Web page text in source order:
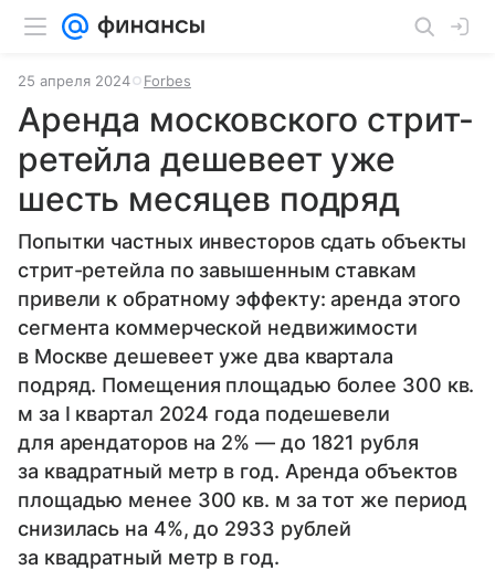
25 апреля 2024 Forbes
Аренда московского стрит-
ретейла дешевеет уже
шесть месяцев подряд
Попытки частных инвесторов сдать объекты
стрит-ретейла по завышенным ставкам
привели к обратному эффекту: аренда этого
сегмента коммерческой недвижимости
в Москве дешевеет уже два квартала
подряд. Помещения площадью более 300 кв.
м за I квартал 2024 года подешевели
для арендаторов на 2% — до 1821 рубля
за квадратный метр в год. Аренда объектов
площадью менее 300 кв. м за тот же период
снизилась на 4%, до 2933 рублей
за квадратный метр в год.